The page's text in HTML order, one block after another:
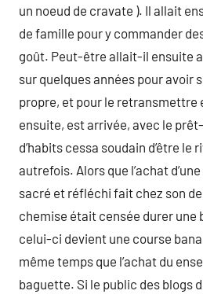
un noeud de cravate ). Il allait
de famille pour y commander
goût. Peut-être allait-il ensuite
sur quelques années pour avoir
propre, et pour le retransmettre
ensuite, est arrivée, avec le
d’habits cessa soudain d’être le
autrefois. Alors que l’achat
sacré et réfléchi fait chez son
chemise était censée durer une
celui-ci devient une course
même temps que l’achat du
baguette. Si le public des blogs